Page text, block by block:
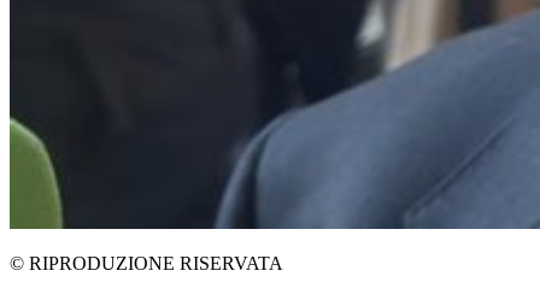
© RIPRODUZIONE RISERVATA